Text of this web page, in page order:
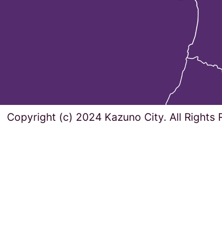
Copyright (c) 2024 Kazuno City. All Rights